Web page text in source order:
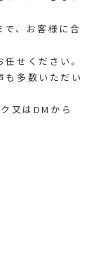
、お客様に合
せください。
も多数いただい
又はDMから